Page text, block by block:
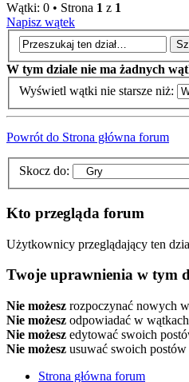
Wątki: 0 • Strona 1 z 1
Napisz wątek
W tym dziale nie ma żadnych
Wyświetl wątki nie starsze niż:
Powrót do Strona główna forum
Skocz do:
Kto przegląda forum
Użytkownicy przeglądający ten
Twoje uprawnienia w tym
Nie możesz rozpoczynać nowych
Nie możesz odpowiadać w wątkach
Nie możesz edytować swoich
Nie możesz usuwać swoich postów
Strona główna forum